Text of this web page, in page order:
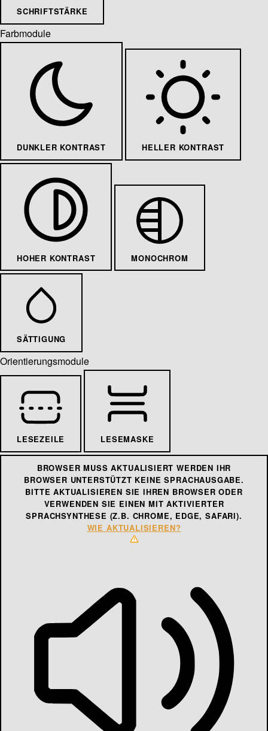
SCHRIFTSTÄRKE
Farbmodule
DUNKLER KONTRAST HELLER KONTRAST
HOHER KONTRAST MONOCHROM
SÄTTIGUNG
Orientierungsmodule
LESEZEILE LESEMASKE
BROWSER MUSS AKTUALISIERT WERDEN IHR
BROWSER UNTERSTÜTZT KEINE SPRACHAUSGABE.
BITTE AKTUALISIEREN SIE IHREN BROWSER ODER
VERWENDEN SIE EINEN MIT AKTIVIERTER
SPRACHSYNTHESE (Z.B. CHROME, EDGE, SAFARI).
WIE AKTUALISIEREN?